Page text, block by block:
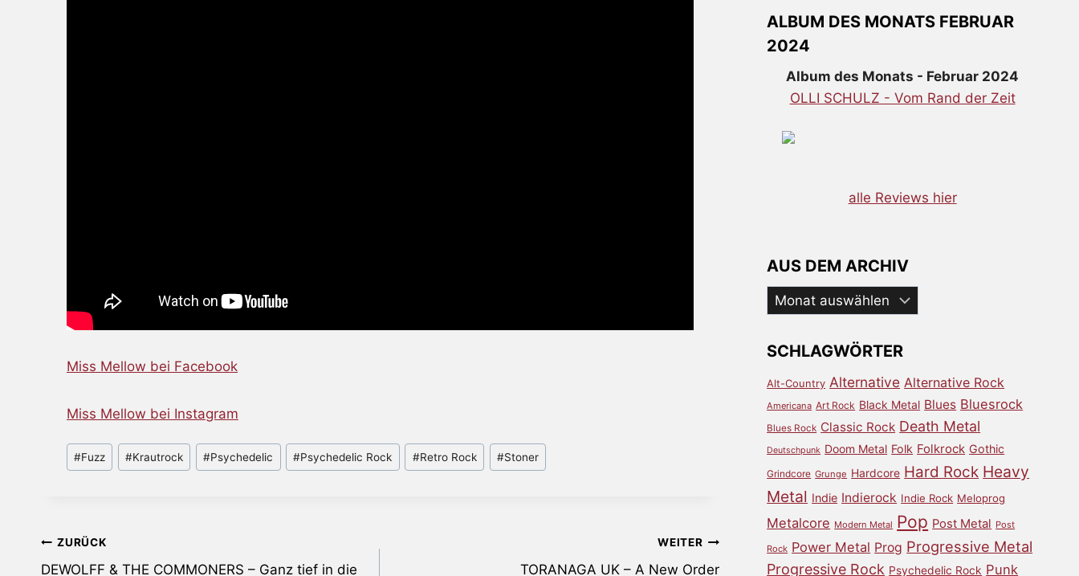
Miss Mellow bei Facebook
Miss Mellow bei Instagram
Schlagworte:
#Fuzz #Krautrock #Psychedelic #Psychedelic Rock #Retro Rock #Stoner
Beitragsnavigation
ZURÜCK
DEWOLFF & THE COMMONERS – Ganz tief in die
WEITER
TORANAGA UK – A New Order
ALBUM DES MONATS FEBRUAR
2024
Album des Monats - Februar 2024
OLLI SCHULZ - Vom Rand der Zeit
alle Reviews hier
AUS DEM ARCHIV
Aus
dem
SCHLAGWÖRTER
Alt-Country Alternative Alternative Rock
Americana Art Rock Black Metal Blues Bluesrock
Blues Rock Classic Rock Death Metal
Deutschpunk Doom Metal Folk Folkrock Gothic
Grindcore Grunge Hardcore Hard Rock Heavy
Metal Indie Indierock Indie Rock Meloprog
Metalcore Modern Metal Pop Post Metal Post
Rock Power Metal Prog Progressive Metal
Progressive Rock Psychedelic Rock Punk